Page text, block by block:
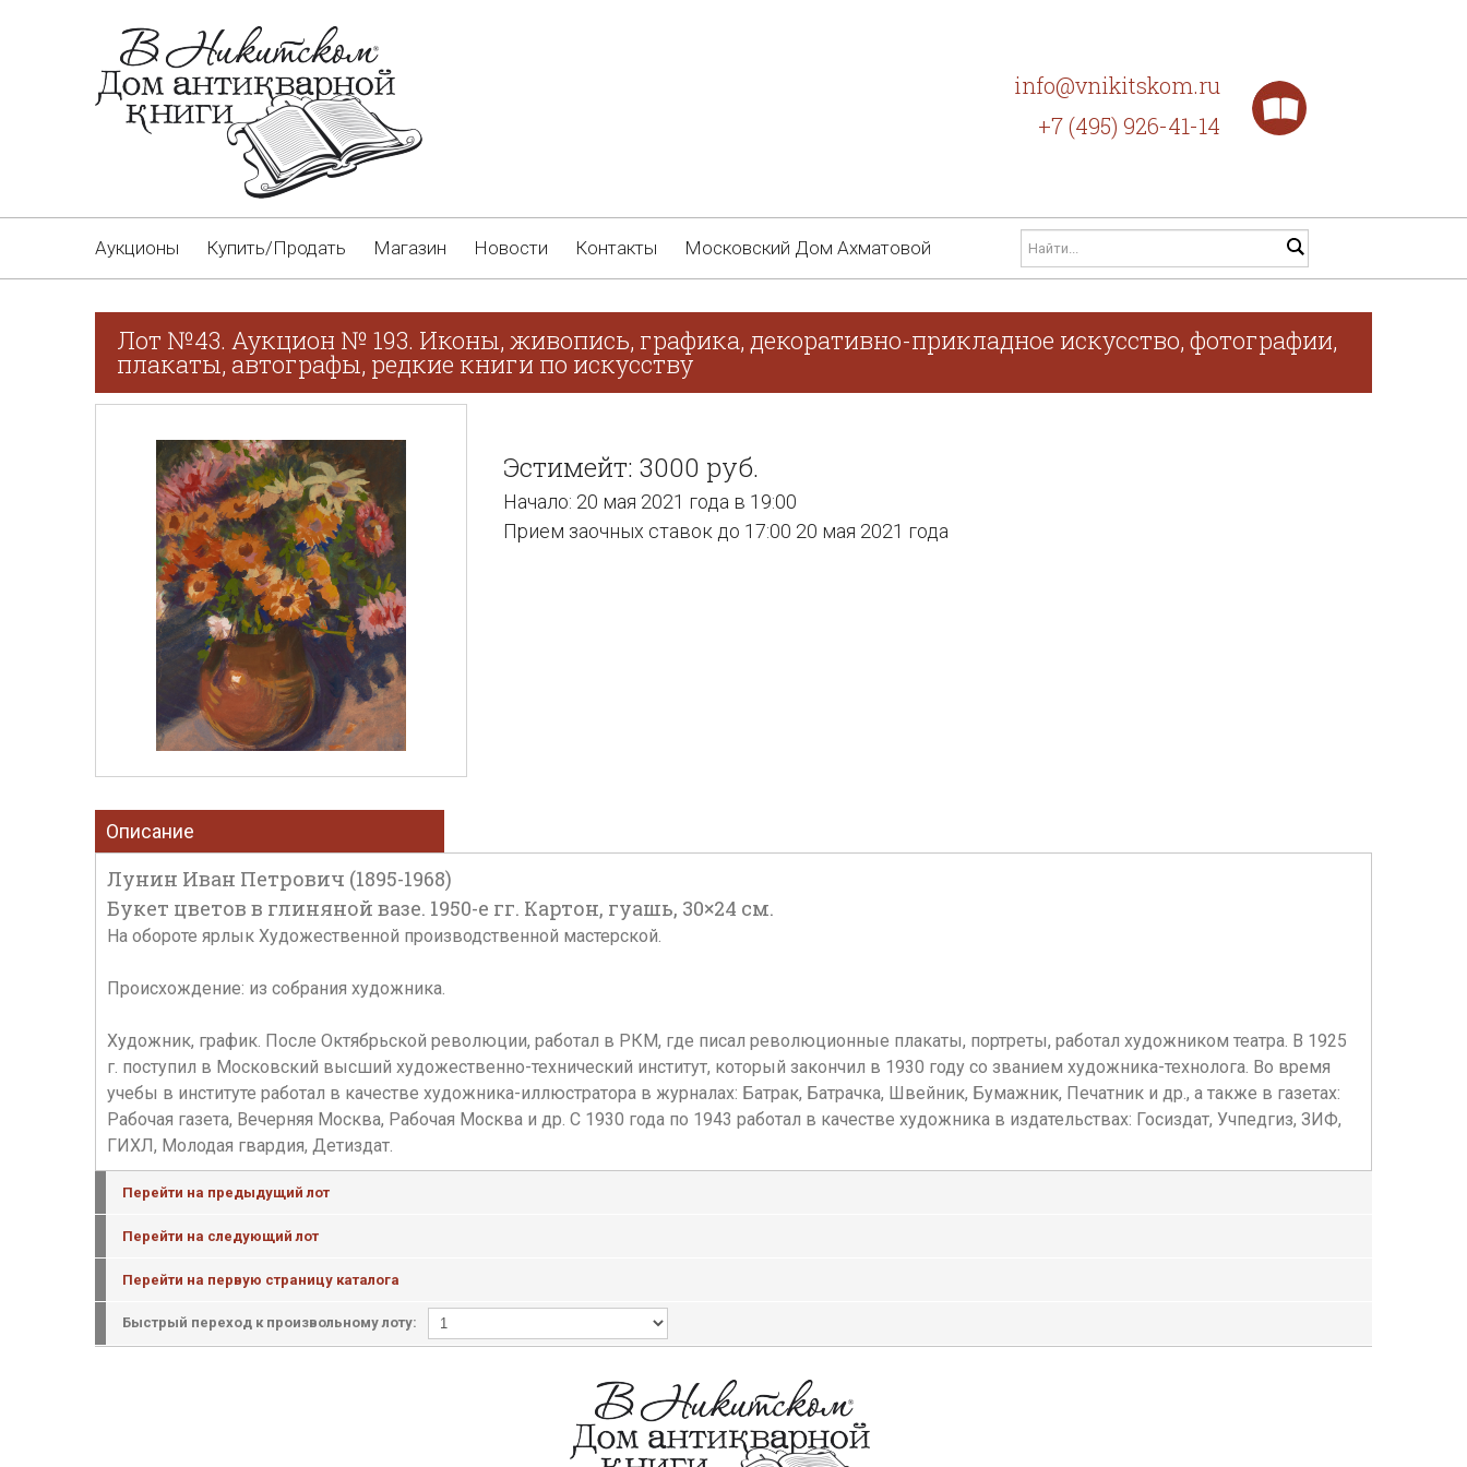
info@vnikitskom.ru
+7 (495) 926-41-14
Аукционы Купить/Продать Магазин Новости Контакты Московский Дом Ахматовой
Лот №43. Аукцион № 193. Иконы, живопись, графика, декоративно-прикладное искусство, фотографии,
плакаты, автографы, редкие книги по искусству
Эстимейт: 3000 руб.
Начало: 20 мая 2021 года в 19:00
Прием заочных ставок до 17:00 20 мая 2021 года
Описание
Лунин Иван Петрович (1895-1968)
Букет цветов в глиняной вазе. 1950-е гг. Картон, гуашь, 30×24 см.
На обороте ярлык Художественной производственной мастерской.
Происхождение: из собрания художника.
Художник, график. После Октябрьской революции, работал в РКМ, где писал революционные плакаты, портреты, работал художником театра. В 1925
г. поступил в Московский высший художественно-технический институт, который закончил в 1930 году со званием художника-технолога. Во время
учебы в институте работал в качестве художника-иллюстратора в журналах: Батрак, Батрачка, Швейник, Бумажник, Печатник и др., а также в газетах:
Рабочая газета, Вечерняя Москва, Рабочая Москва и др. С 1930 года по 1943 работал в качестве художника в издательствах: Госиздат, Учпедгиз, ЗИФ,
ГИХЛ, Молодая гвардия, Детиздат.
Перейти на предыдущий лот
Перейти на следующий лот
Перейти на первую страницу каталога
Быстрый переход к произвольному лоту: